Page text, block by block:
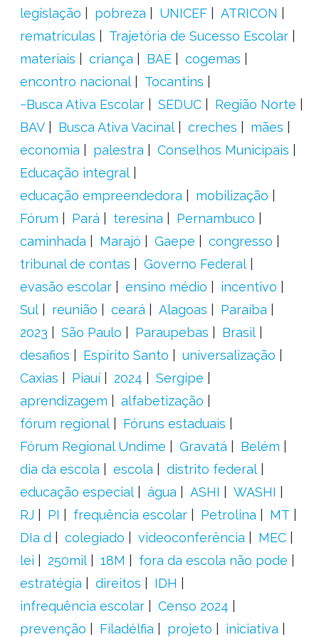
legislação
pobreza UNICEF
ATRICON
rematrículas
Trajetória de Sucesso Escolar
materiais
criança BAE
cogemas
encontro nacional
Tocantins
~Busca Ativa Escolar
SEDUC
Região Norte
BAV
Busca Ativa Vacinal creches
mães
economia
palestra
Conselhos Municipais
Educação integral
educação empreendedora
mobilização
Fórum
Pará teresina
Pernambuco
caminhada
Marajó Gaepe
congresso
tribunal de contas
Governo Federal
evasão escolar
ensino médio
incentivo
Sul
reunião ceará Alagoas
Paraíba
2023
São Paulo Paraupebas
Brasil
desafios
Espírito Santo
universalização
Caxias
Piauí 2024
Sergipe
aprendizagem
alfabetização
fórum regional
Fóruns estaduais
Fórum Regional Undime
Gravatá
Belém
dia da escola
escola
distrito federal
educação especial
água ASHI
WASHI
RJ
PI frequência escolar Petrolina
MT
DIa d
colegiado videoconferência
MEC
lei
250mil 18M
fora da escola não pode
estratégia
direitos
IDH
infrequência escolar
Censo 2024
prevenção
Filadélfia projeto
iniciativa